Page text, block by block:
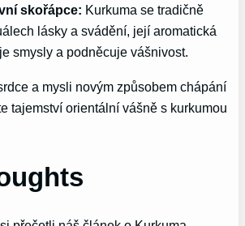
skořápce: Kurkuma se tradičně
lásky a svádění, její aromatická
smysly a podněcuje vášnivost.
a mysli novým způsobem chápání
tajemství orientální vášně s kurkumou